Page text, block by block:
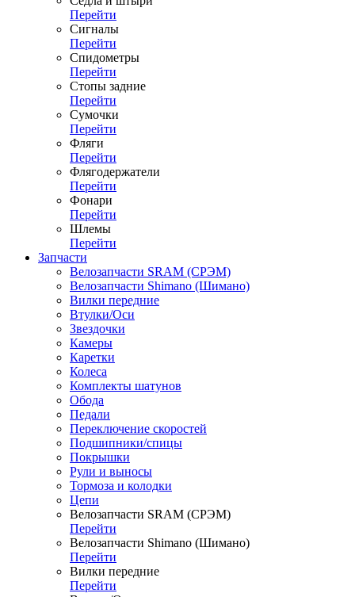
Перейти
Сигналы
Перейти
Спидометры
Перейти
Стопы задние
Перейти
Сумочки
Перейти
Фляги
Перейти
Флягодержатели
Перейти
Фонари
Перейти
Шлемы
Перейти
Запчасти
Велозапчасти SRAM (СРЭМ)
Велозапчасти Shimano (Шимано)
Вилки передние
Втулки/Оси
Звездочки
Камеры
Каретки
Колеса
Комплекты шатунов
Обода
Педали
Переключение скоростей
Подшипники/спицы
Покрышки
Рули и выносы
Тормоза и колодки
Цепи
Велозапчасти SRAM (СРЭМ)
Перейти
Велозапчасти Shimano (Шимано)
Перейти
Вилки передние
Перейти